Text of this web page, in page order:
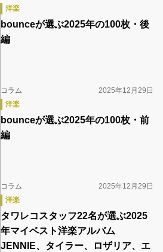
洋楽
bounceが選ぶ2025年の100枚・後
編
コラム
2025年12月29日
洋楽
bounceが選ぶ2025年の100枚・前
編
コラム
2025年12月29日
洋楽
タワレコスタッフ22名が選ぶ2025
年マイベスト洋楽アルバム
JENNIE、タイラー、ロザリア、エ